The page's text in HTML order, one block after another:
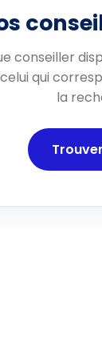
conseiller
qui
la